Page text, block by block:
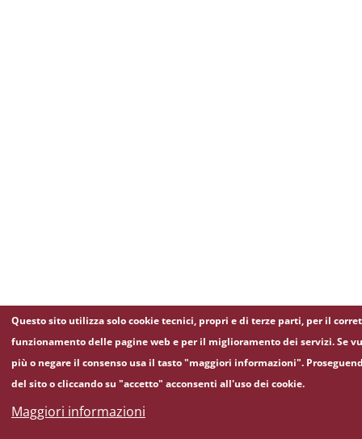
Questo sito utilizza solo cookie tecnici, propri e di terze parti, per il
funzionamento delle pagine web e per il miglioramento dei servizi. Se
più o negare il consenso usa il tasto "maggiori informazioni".
del sito o cliccando su "accetto" acconsenti all'uso dei cookie.
Maggiori informazioni